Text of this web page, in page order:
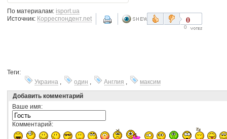
По материалам: isport.ua
Источник: Корреспондент.net 0
0
Теги:
Украина
один Англия
максим
Добавить комментарий
Ваше имя:
Комментарий: